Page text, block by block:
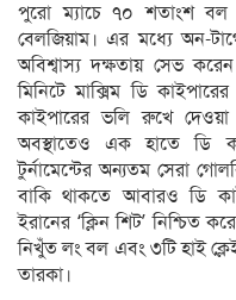
পুরো ম্যাচে ৭০ শতাংশ
বেলজিয়াম। এর মধ্যে অন-
অবিশ্বাস্য দক্ষতায় সেভ
মিনিটে মাক্সিম ডি
কাইপারের ভলি রুখে
অবস্থাতেও এক হাতে ডি
টুর্নামেন্টের অন্যতম সেরা
বাকি থাকতে আবারও ডি
ইরানের ‘ক্লিন শিট’ নিশ্চিত
নিখুঁত লং বল এবং ৩টি হাই
তারকা।